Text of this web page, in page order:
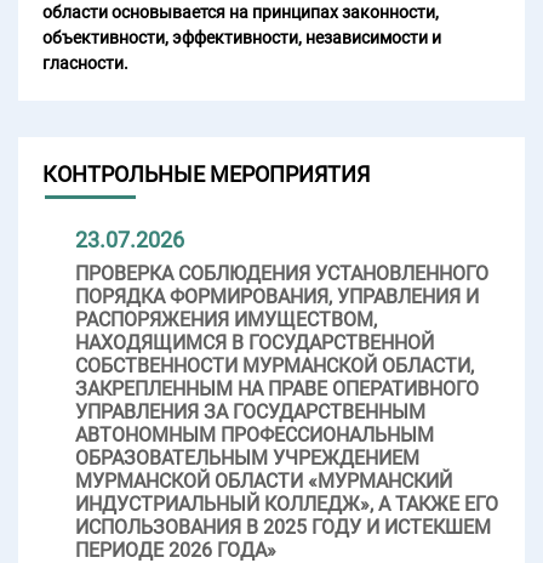
области основывается на принципах законности,
объективности, эффективности, независимости и
гласности.
КОНТРОЛЬНЫЕ МЕРОПРИЯТИЯ
23.07.2026
ПРОВЕРКА СОБЛЮДЕНИЯ УСТАНОВЛЕННОГО
ПОРЯДКА ФОРМИРОВАНИЯ, УПРАВЛЕНИЯ И
РАСПОРЯЖЕНИЯ ИМУЩЕСТВОМ,
НАХОДЯЩИМСЯ В ГОСУДАРСТВЕННОЙ
СОБСТВЕННОСТИ МУРМАНСКОЙ ОБЛАСТИ,
ЗАКРЕПЛЕННЫМ НА ПРАВЕ ОПЕРАТИВНОГО
УПРАВЛЕНИЯ ЗА ГОСУДАРСТВЕННЫМ
АВТОНОМНЫМ ПРОФЕССИОНАЛЬНЫМ
ОБРАЗОВАТЕЛЬНЫМ УЧРЕЖДЕНИЕМ
МУРМАНСКОЙ ОБЛАСТИ «МУРМАНСКИЙ
ИНДУСТРИАЛЬНЫЙ КОЛЛЕДЖ», А ТАКЖЕ ЕГО
ИСПОЛЬЗОВАНИЯ В 2025 ГОДУ И ИСТЕКШЕМ
ПЕРИОДЕ 2026 ГОДА»